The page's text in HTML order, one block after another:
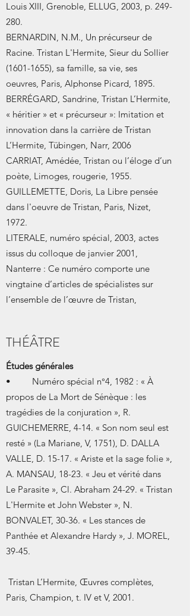
Louis XIII, Grenoble, ELLUG, 2003, p. 249-
280.
BERNARDIN, N.M., Un précurseur de
Racine. Tristan L'Hermite, Sieur du Sollier
(1601-1655), sa famille, sa vie, ses
oeuvres, Paris, Alphonse Picard, 1895.
BERRÉGARD, Sandrine, Tristan L’Hermite,
« héritier » et « précurseur »: Imitation et
innovation dans la carrière de Tristan
L’Hermite, Tübingen, Narr, 2006
CARRIAT, Amédée, Tristan ou l’éloge d’un
poète, Limoges, rougerie, 1955.
GUILLEMETTE, Doris, La Libre pensée
dans l'oeuvre de Tristan, Paris, Nizet,
1972.
LITERALE, numéro spécial, 2003, actes
issus du colloque de janvier 2001,
Nanterre : Ce numéro comporte une
vingtaine d’articles de spécialistes sur
l’ensemble de l’œuvre de Tristan,
THÉÂTRE
Études générales
• Numéro spécial n°4, 1982 : « À
propos de La Mort de Sénèque : les
tragédies de la conjuration », R.
GUICHEMERRE, 4-14. « Son nom seul est
resté » (La Mariane, V, 1751), D. DALLA
VALLE, D. 15-17. « Ariste et la sage folie »,
A. MANSAU, 18-23. « Jeu et vérité dans
Le Parasite », Cl. Abraham 24-29. « Tristan
L'Hermite et John Webster », N.
BONVALET, 30-36. « Les stances de
Panthée et Alexandre Hardy », J. MOREL,
39-45.
Tristan L’Hermite, Œuvres complètes,
Paris, Champion, t. IV et V, 2001.